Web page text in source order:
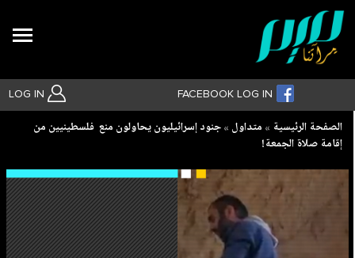
LOG IN FACEBOOK LOG IN
بحث متقدم
Breadcrumb
الصفحة الرئيسية متداول
جنود إسرائيليون يحاولون منع فلسطينيين من
إقامة صلاة الجمعة!